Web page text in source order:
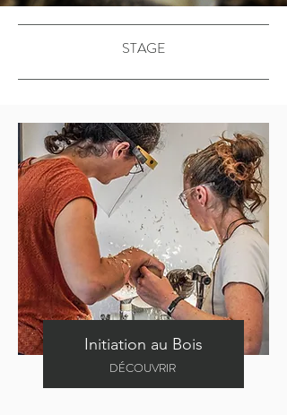
STAGE
DÉCOUVRIR
Initiation au Bois